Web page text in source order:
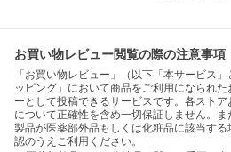
お買い物レビュー閲覧の際の注意事項
「お買い物レビュー」（以下「本サービス
ッピング」において商品をご利用になられ
ーとして投稿できるサービスです。各スト
について正確性を含め一切保証しません。ま
製品が医薬部外品もしくは化粧品に該当す
認のうえご利用ください。